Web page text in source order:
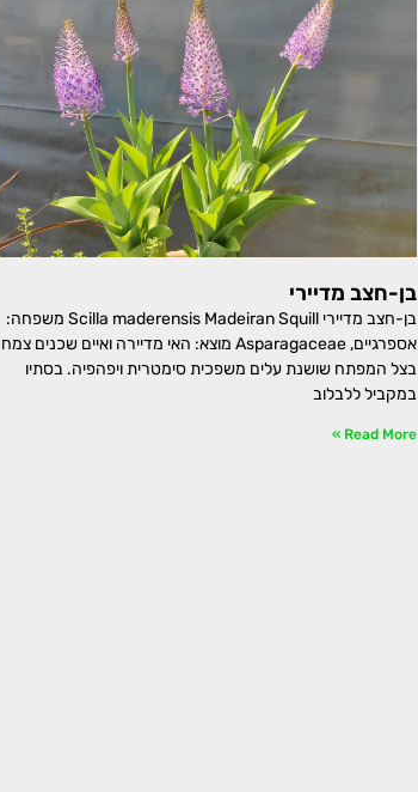
בן-חצב מדיירי
בן-חצב מדיירי Scilla maderensis Madeiran Squill משפחה:
אספרגיים, Asparagaceae מוצא: האי מדיירה ואיים שכנים צמח
בצל המפתח שושנת עלים משפכית סימטרית ויפהפיה. בסתיו
במקביל ללבלוב
Read More »